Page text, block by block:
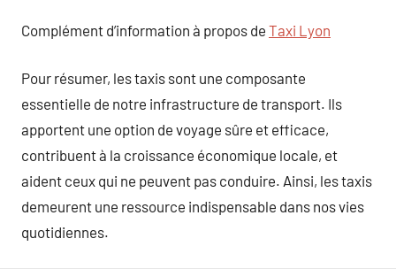
Complément d’information à propos de Taxi Lyon
Pour résumer, les taxis sont une composante
essentielle de notre infrastructure de transport. Ils
apportent une option de voyage sûre et efficace,
contribuent à la croissance économique locale, et
aident ceux qui ne peuvent pas conduire. Ainsi, les taxis
demeurent une ressource indispensable dans nos vies
quotidiennes.